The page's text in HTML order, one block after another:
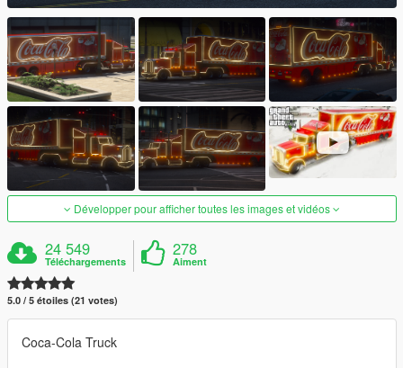
Développer pour afficher toutes les images et vidéos
24 549
Téléchargements
278
Aiment
5.0 / 5 étoiles (21 votes)
Coca-Cola Truck